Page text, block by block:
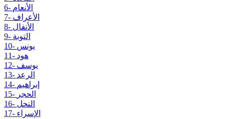
6- الأنعام
7- الأعراف
8- الأنفال
9- التوبة
10- يونس
11- هود
12- يوسف
13- الرعد
14- إبراهيم
15- الحجر
16- النحل
17- الإسراء